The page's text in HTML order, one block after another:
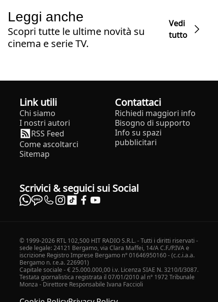
Leggi anche
Scopri tutte le ultime novità su
cinema e serie TV.
Vedi
tutto
Link utili
Chi siamo
I nostri autori
RSS Feed
Come ascoltarci
Sitemap
Contattaci
Richiedi maggiori info
Bisogno di supporto
Info su spazi
pubblicitari
Scrivici & seguici sui Social
© 1999-2026 RTL 102,500 HIT RADIO S.R.L. - Tutti i diritti riservati -
sede legale: 24121 Bergamo, via Clara Maffei, 14/A C.F./P.IVA e
iscrizione Registro Imprese Bergamo n° 01646950160 - (c.c.i.a.a.
Bergamo n. r.e.a. 226901)
Capitale sociale - € 25.000.000,00 i.v. Licenza SIAE N. 3210/I/3087.
Testata giornalistica registrata il 07/01/2010 al n° 1972 Tribunale
Monza - Direttore Responsabile Ivana Faccioli